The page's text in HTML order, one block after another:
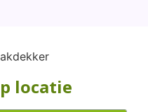
locatie